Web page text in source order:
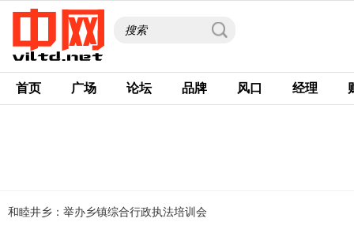
首页 广场 论坛 品牌 风口 经理
和睦井乡：举办乡镇综合行政执法培训会